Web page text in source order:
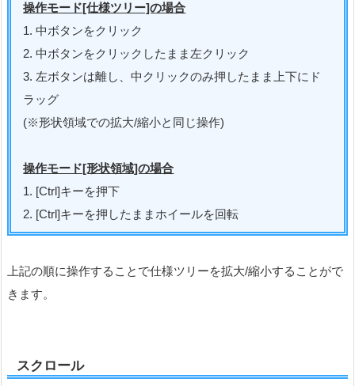
操作モード[仕様ツリー]の場合
1. 中ボタンをクリック
2. 中ボタンをクリックしたまま左クリック
3. 左ボタンは離し、中クリックのみ押したまま上下にド
ラッグ
(※形状領域での拡大/縮小と同じ操作)
操作モード[形状領域]の場合
1. [Ctrl]キーを押下
2. [Ctrl]キーを押したままホイールを回転
上記の順に操作することで仕様ツリーを拡大/縮小することがで
きます。
スクロール